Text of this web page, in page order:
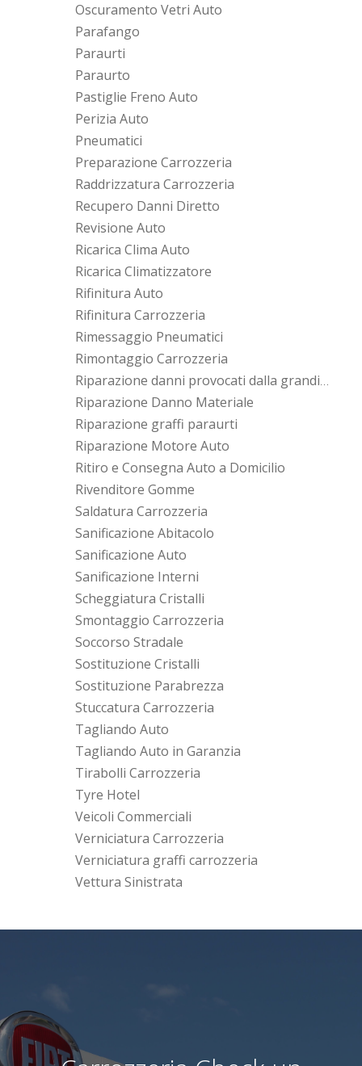
Oscuramento Vetri Auto
Parafango
Paraurti
Paraurto
Pastiglie Freno Auto
Perizia Auto
Pneumatici
Preparazione Carrozzeria
Raddrizzatura Carrozzeria
Recupero Danni Diretto
Revisione Auto
Ricarica Clima Auto
Ricarica Climatizzatore
Rifinitura Auto
Rifinitura Carrozzeria
Rimessaggio Pneumatici
Rimontaggio Carrozzeria
Riparazione danni provocati dalla grandine
Riparazione Danno Materiale
Riparazione graffi paraurti
Riparazione Motore Auto
Ritiro e Consegna Auto a Domicilio
Rivenditore Gomme
Saldatura Carrozzeria
Sanificazione Abitacolo
Sanificazione Auto
Sanificazione Interni
Scheggiatura Cristalli
Smontaggio Carrozzeria
Soccorso Stradale
Sostituzione Cristalli
Sostituzione Parabrezza
Stuccatura Carrozzeria
Tagliando Auto
Tagliando Auto in Garanzia
Tirabolli Carrozzeria
Tyre Hotel
Veicoli Commerciali
Verniciatura Carrozzeria
Verniciatura graffi carrozzeria
Vettura Sinistrata